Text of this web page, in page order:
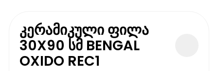
კერამიკული ფილა
30X90 სმ BENGAL
OXIDO REC1